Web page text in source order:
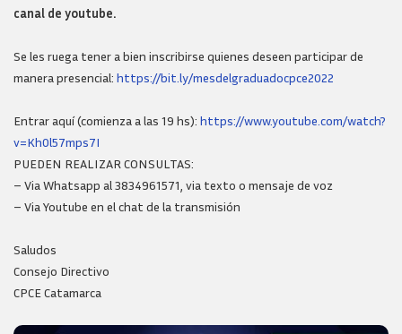
canal de youtube.
Se les ruega tener a bien inscribirse quienes deseen participar de
manera presencial: https://bit.ly/mesdelgraduadocpce2022
Entrar aquí (comienza a las 19 hs): https://www.youtube.com/watch?
v=Kh0l57mps7I
PUEDEN REALIZAR CONSULTAS:
– Via Whatsapp al 3834961571, via texto o mensaje de voz
– Via Youtube en el chat de la transmisión
Saludos
Consejo Directivo
CPCE Catamarca